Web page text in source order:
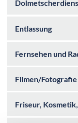
Entlassung
Fernsehen und
Filmen/Fotografie
Friseur,